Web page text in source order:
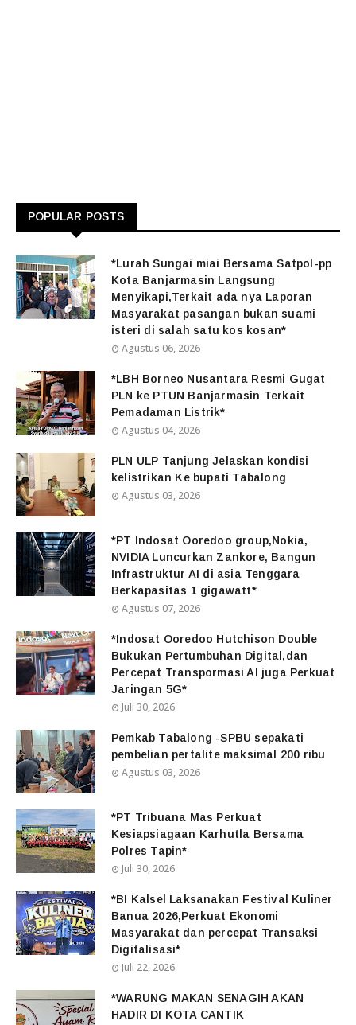
POPULAR POSTS
*Lurah Sungai miai Bersama Satpol-pp
Kota Banjarmasin Langsung
Menyikapi,Terkait ada nya Laporan
Masyarakat pasangan bukan suami
isteri di salah satu kos kosan*
Agustus 06, 2026
*LBH Borneo Nusantara Resmi Gugat
PLN ke PTUN Banjarmasin Terkait
Pemadaman Listrik*
Agustus 04, 2026
PLN ULP Tanjung Jelaskan kondisi
kelistrikan Ke bupati Tabalong
Agustus 03, 2026
*PT Indosat Ooredoo group,Nokia,
NVIDIA Luncurkan Zankore, Bangun
Infrastruktur AI di asia Tenggara
Berkapasitas 1 gigawatt*
Agustus 07, 2026
*Indosat Ooredoo Hutchison Double
Bukukan Pertumbuhan Digital,dan
Percepat Transpormasi AI juga Perkuat
Jaringan 5G*
Juli 30, 2026
Pemkab Tabalong -SPBU sepakati
pembelian pertalite maksimal 200 ribu
Agustus 03, 2026
*PT Tribuana Mas Perkuat
Kesiapsiagaan Karhutla Bersama
Polres Tapin*
Juli 30, 2026
*BI Kalsel Laksanakan Festival Kuliner
Banua 2026,Perkuat Ekonomi
Masyarakat dan percepat Transaksi
Digitalisasi*
Juli 22, 2026
*WARUNG MAKAN SENAGIH AKAN
HADIR DI KOTA CANTIK